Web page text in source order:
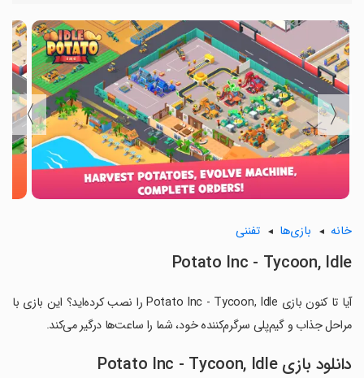
〈
〉
خانه بازی‌ها تفننی
Potato Inc - Tycoon, Idle
آیا تا کنون بازی Potato Inc - Tycoon, Idle را نصب کرده‌اید؟ این بازی با
مراحل جذاب و گیم‌پلی سرگرم‌کننده خود، شما را ساعت‌ها درگیر می‌کند.
دانلود بازی Potato Inc - Tycoon, Idle